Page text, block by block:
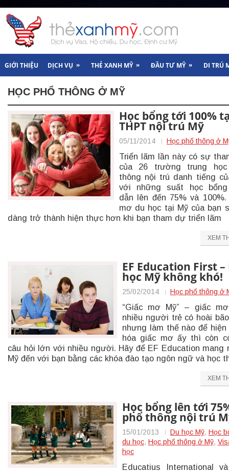
GIỚI THIỆU DỊCH VỤ » THẺ XANH MỸ » ĐẦU TƯ MỸ » DI TRÚ
HỌC PHỔ THÔNG Ở MỸ
Học bổng tới 100%
THPT nội trú Mỹ
05/11/2014 Học phổ thông ở
Triển lãm lần này có sự
của 26 trường trung học
thông nội trú danh tiếng
với những suất học
dẫn lên đến 75% và
mơ du học tại Mỹ của bạn
dàng trở thành hiện thực hơn khi bạn tham dự triển lãm
XEM
EF Education First –
học Mỹ không khó!
25/02/2014 Học phổ thông ở
“Giấc mơ Mỹ” – giấc
nhiều người trẻ có hoài
nhưng làm thế nào để
hóa giấc mơ ấy thì còn
câu hỏi lớn với nhiều người. Hãy để EF Education mang
Mỹ đến với bạn bằng các khóa đào tạo ngôn ngữ và học
XEM
Học bổng lên tới
phổ thông nội trú
15/01/2013 Du học Mỹ, Học
du học, Học phổ thông ở Mỹ,
học
Educatius International